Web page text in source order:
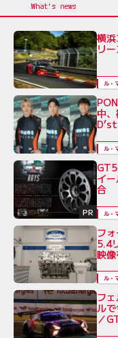
横
リ
ル・
中
ル・
PR
イ
合
ル・
フ
5.4
映
ル・
フ
ル
／